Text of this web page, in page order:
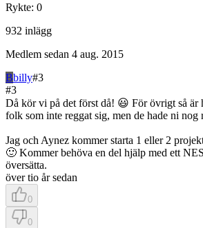
Rykte: 0
932 inlägg
Medlem sedan 4 aug. 2015
Bbilly#3
#3
Då kör vi på det först då! 😃 För övrigt så är
folk som inte reggat sig, men de hade ni
Jag och Aynez kommer starta 1 eller 2
🙂 Kommer behöva en del hjälp med ett
översätta.
över tio år sedan
0
0